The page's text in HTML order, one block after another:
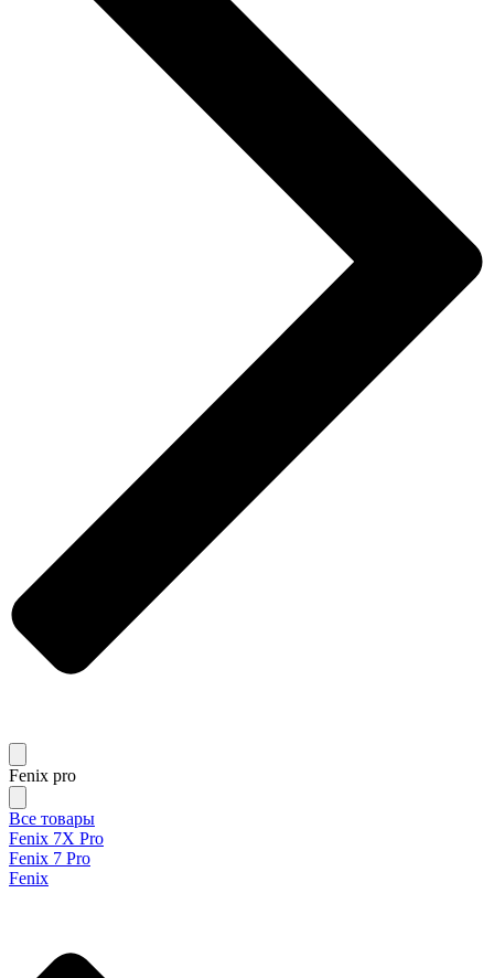
Fenix pro
Все товары
Fenix 7X Pro
Fenix 7 Pro
Fenix